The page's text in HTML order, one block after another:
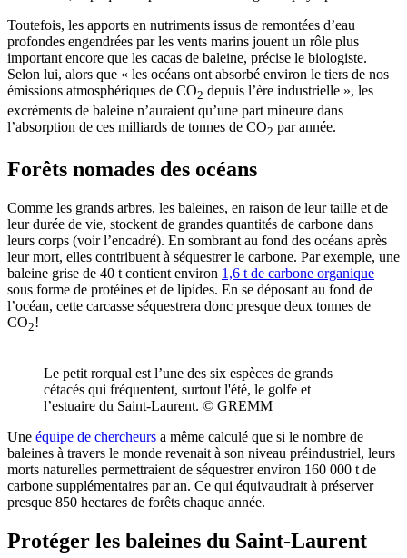
Toutefois, les apports en nutriments issus de remontées d’eau
profondes engendrées par les vents marins jouent un rôle plus
important encore que les cacas de baleine, précise le biologiste.
Selon lui, alors que « les océans ont absorbé environ le tiers de nos
émissions atmosphériques de CO2 depuis l’ère industrielle », les
excréments de baleine n’auraient qu’une part mineure dans
l’absorption de ces milliards de tonnes de CO2 par année.
Forêts nomades des océans
Comme les grands arbres, les baleines, en raison de leur taille et de
leur durée de vie, stockent de grandes quantités de carbone dans
leurs corps (voir l’encadré). En sombrant au fond des océans après
leur mort, elles contribuent à séquestrer le carbone. Par exemple, une
baleine grise de 40 t contient environ 1,6 t de carbone organique
sous forme de protéines et de lipides. En se déposant au fond de
l’océan, cette carcasse séquestrera donc presque deux tonnes de
CO2!
Le petit rorqual est l’une des six espèces de grands
cétacés qui fréquentent, surtout l'été, le golfe et
l’estuaire du Saint-Laurent. © GREMM
Une équipe de chercheurs a même calculé que si le nombre de
baleines à travers le monde revenait à son niveau préindustriel, leurs
morts naturelles permettraient de séquestrer environ 160 000 t de
carbone supplémentaires par an. Ce qui équivaudrait à préserver
presque 850 hectares de forêts chaque année.
Protéger les baleines du Saint-Laurent